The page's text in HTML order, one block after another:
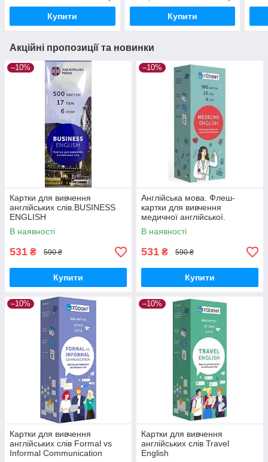
Купити Купити
Акційні пропозиції та новинки
–10%
Картки для вивчення
англійських слів.BUSINESS
ENGLISH
В наявності
531 ₴ 590 ₴
Купити
–10%
Англійська мова. Флеш-
картки для вивчення
медичної англійської.
MEDICINE ENGLISH
В наявності
531 ₴ 590 ₴
Купити
–10%
Картки для вивчення
англійських слів Formal vs
Informal Communication
–10%
Картки для вивчення
англійських слів Travel
English